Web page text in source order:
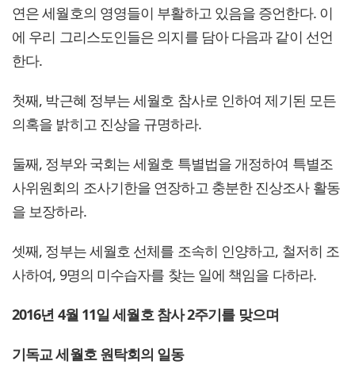
연은 세월호의 영영들이 부활하고 있음을 증언한다. 이
에 우리 그리스도인들은 의지를 담아 다음과 같이 선언
한다.
첫째, 박근혜 정부는 세월호 참사로 인하여 제기된 모든
의혹을 밝히고 진상을 규명하라.
둘째, 정부와 국회는 세월호 특별법을 개정하여 특별조
사위원회의 조사기한을 연장하고 충분한 진상조사 활동
을 보장하라.
셋째, 정부는 세월호 선체를 조속히 인양하고, 철저히 조
사하여, 9명의 미수습자를 찾는 일에 책임을 다하라.
2016년 4월 11일 세월호 참사 2주기를 맞으며
기독교 세월호 원탁회의 일동